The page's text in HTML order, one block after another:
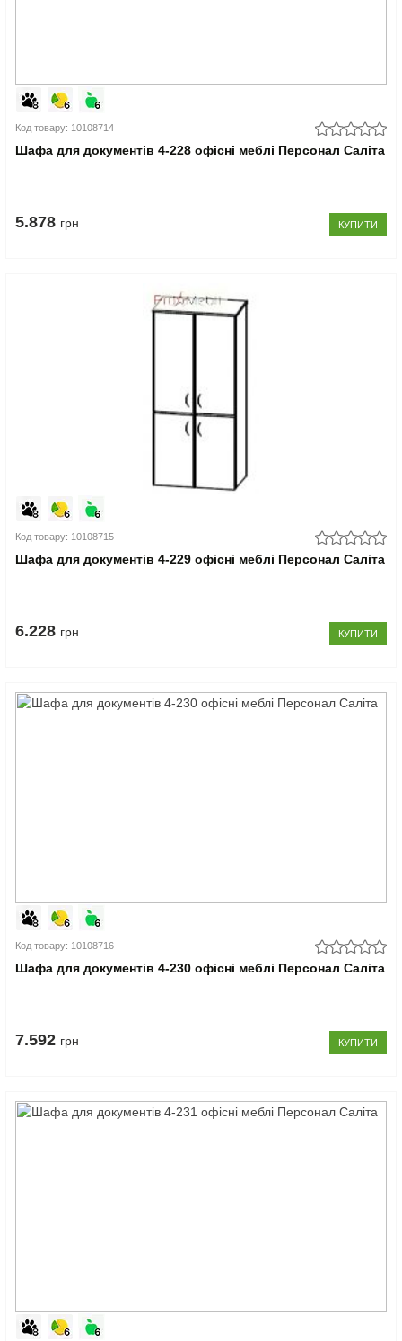
Код товару: 10108714
Шафа для документів 4-228 офісні меблі Персонал Саліта
5.878 грн КУПИТИ
Код товару: 10108715
Шафа для документів 4-229 офісні меблі Персонал Саліта
6.228 грн КУПИТИ
Код товару: 10108716
Шафа для документів 4-230 офісні меблі Персонал Саліта
7.592 грн КУПИТИ